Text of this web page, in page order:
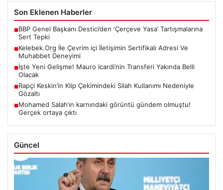
Son Eklenen Haberler
■BBP Genel Başkanı Destici’den ‘Çerçeve Yasa’ Tartışmalarına
Sert Tepki
■Kelebek.Org İle Çevrim içi İletişimin Sertifikalı Adresi Ve
Muhabbet Deneyimi
■İşte Yeni Gelişme! Mauro Icardi’nin Transferi Yakında Belli
Olacak
■Rapçi Keskin’in Klip Çekimindeki Silah Kullanımı Nedeniyle
Gözaltı
■Mohamed Salah’ın karnındaki görüntü gündem olmuştu!
Gerçek ortaya çıktı
Güncel